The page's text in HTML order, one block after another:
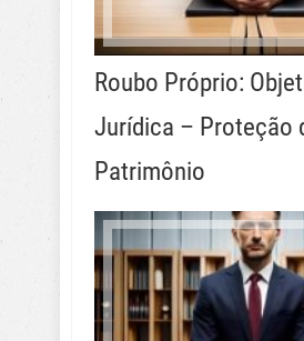
Roubo Próprio:
Jurídica – Proteção
Patrimônio